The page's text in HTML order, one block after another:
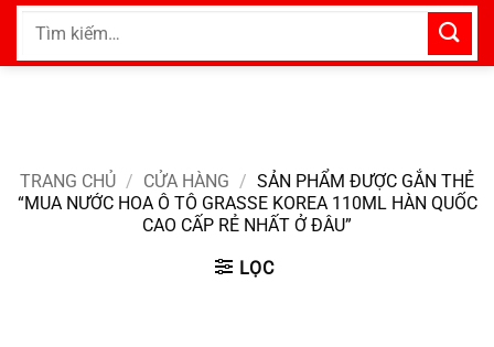
Bỏ
nội
Tìm
TRANG CHỦ / CỬA HÀNG / SẢN PHẨM ĐƯỢC GẮN THẺ
“MUA NƯỚC HOA Ô TÔ GRASSE KOREA 110ML HÀN QUỐC
CAO CẤP RẺ NHẤT Ở ĐÂU”
LỌC